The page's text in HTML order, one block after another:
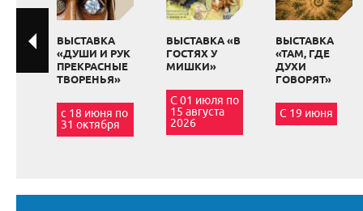
ВЫСТАВКА
«ДУШИ И РУК
ПРЕКРАСНЫЕ
ТВОРЕНЬЯ»
с 18 июня по
31 октября
ВЫСТАВКА «В
ГОСТЯХ У
МИШКИ»
С 01 июля по
15 августа
2026
ВЫСТАВКА
«ТАМ, ГДЕ
ДУХИ
ГОВОРЯТ»
С 19 июня